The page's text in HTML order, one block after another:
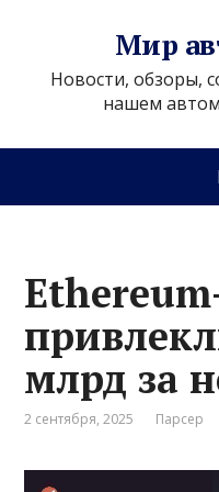
Мир
Новости, обзоры,
нашем
млрд за
2 сентября, 2025 Парсер